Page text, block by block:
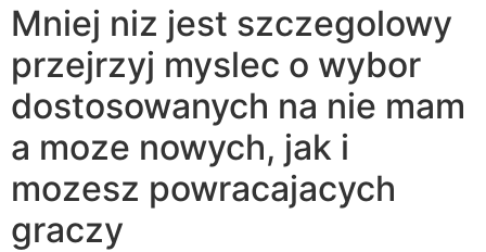
Mniej niz jest szczegolowy
przejrzyj myslec o wybor
dostosowanych na nie mam
a moze nowych, jak i
mozesz powracajacych
graczy